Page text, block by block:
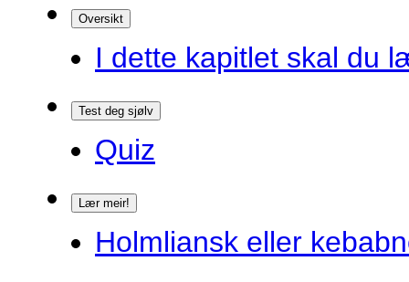
Oversikt
I dette kapitlet skal du
Test deg sjølv
Quiz
Lær meir!
Holmliansk eller